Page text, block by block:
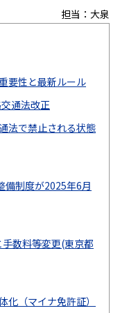
担当：大泉
要性と最新ルール
通法改正
法で禁止される状態
制度が2025年6月
数料等変更(東京都
（マイナ免許証）